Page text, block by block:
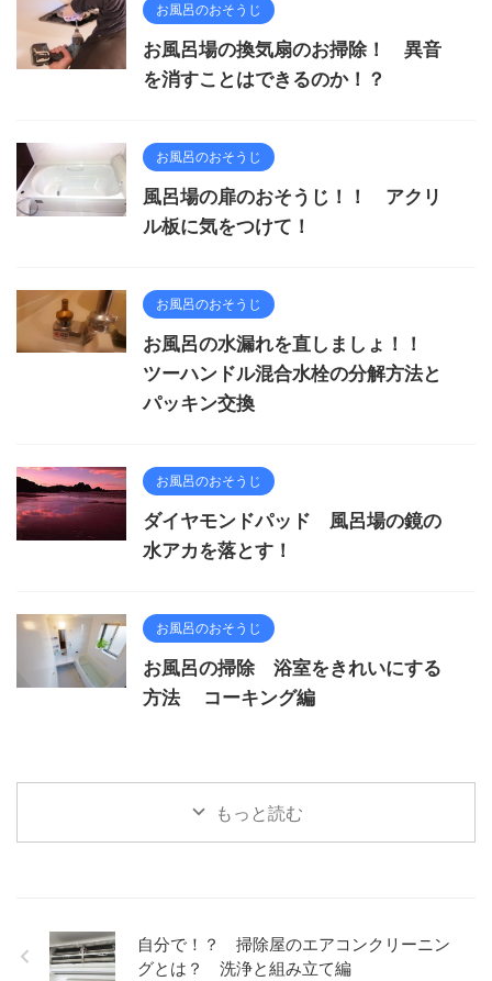
お風呂のおそうじ
お風呂場の換気扇のお掃除！ 異音
を消すことはできるのか！？
お風呂のおそうじ
風呂場の扉のおそうじ！！ アクリ
ル板に気をつけて！
お風呂のおそうじ
お風呂の水漏れを直しましょ！！
ツーハンドル混合水栓の分解方法と
パッキン交換
お風呂のおそうじ
ダイヤモンドパッド 風呂場の鏡の
水アカを落とす！
お風呂のおそうじ
お風呂の掃除 浴室をきれいにする
方法 コーキング編
もっと読む
自分で！？ 掃除屋のエアコンクリーニン
グとは？ 洗浄と組み立て編